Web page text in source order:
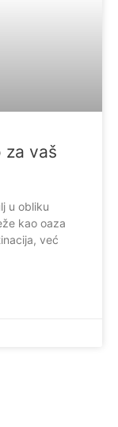
za vaš
u obliku
kao oaza
već